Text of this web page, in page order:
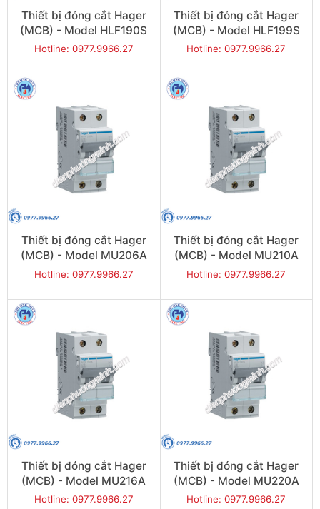
Thiết bị đóng cắt Hager
(MCB) - Model HLF190S
Hotline: 0977.9966.27
Thiết bị đóng cắt Hager
(MCB) - Model HLF199S
Hotline: 0977.9966.27
Thiết bị đóng cắt Hager
(MCB) - Model MU206A
Hotline: 0977.9966.27
Thiết bị đóng cắt Hager
(MCB) - Model MU210A
Hotline: 0977.9966.27
Thiết bị đóng cắt Hager
(MCB) - Model MU216A
Hotline: 0977.9966.27
Thiết bị đóng cắt Hager
(MCB) - Model MU220A
Hotline: 0977.9966.27